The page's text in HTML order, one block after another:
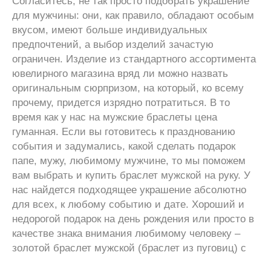
для мужчины: они, как правило, обладают особым
вкусом, имеют больше индивидуальных
предпочтений, а выбор изделий зачастую
ограничен. Изделие из стандартного ассортимента
ювелирного магазина вряд ли можно назвать
оригинальным сюрпризом, на который, ко всему
прочему, придется изрядно потратиться. В то
время как у нас на мужские браслеты цена
гуманная. Если вы готовитесь к празднованию
события и задумались, какой сделать подарок
папе, мужу, любимому мужчине, то мы поможем
вам выбрать и купить браслет мужской на руку. У
нас найдется подходящее украшение абсолютно
для всех, к любому событию и дате. Хороший и
недорогой подарок на день рождения или просто в
качестве знака внимания любимому человеку –
золотой браслет мужской (браслет из пуговиц) с